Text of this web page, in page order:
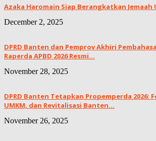
Azaka Haromain Siap Berangkatkan Jemaah
December 2, 2025
DPRD Banten dan Pemprov Akhiri
Raperda APBD 2026 Resmi...
November 28, 2025
DPRD Banten Tetapkan Propemperda 2026:
UMKM, dan Revitalisasi Banten...
November 26, 2025